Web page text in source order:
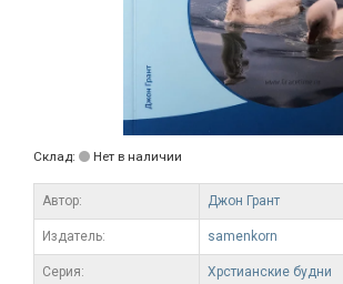
Склад: Нет в наличии
Автор: Джон Грант
Издатель: samenkorn
Серия: Хрстианские будни